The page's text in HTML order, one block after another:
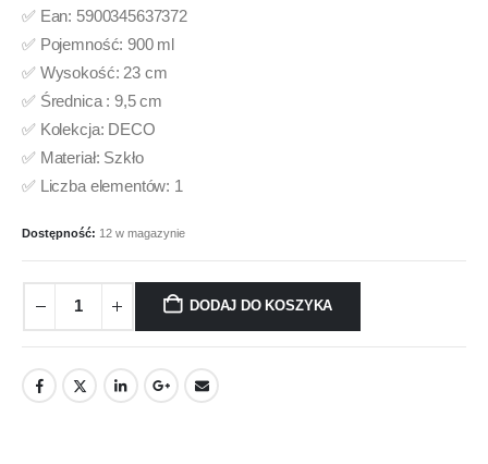
✅ Ean: 5900345637372
✅ Pojemność: 900 ml
✅ Wysokość: 23 cm
✅ Średnica : 9,5 cm
✅ Kolekcja: DECO
✅ Materiał: Szkło
✅ Liczba elementów: 1
Dostępność: 12 w magazynie
DODAJ DO KOSZYKA